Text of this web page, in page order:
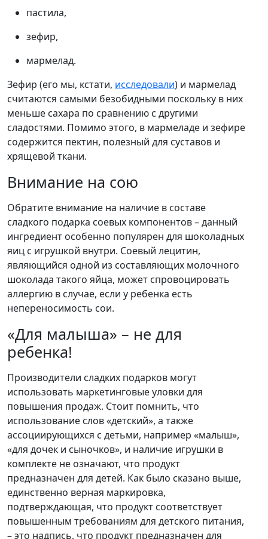
пастила,
зефир,
мармелад.
Зефир (его мы, кстати, исследовали) и мармелад
считаются самыми безобидными поскольку в них
меньше сахара по сравнению с другими
сладостями. Помимо этого, в мармеладе и зефире
содержится пектин, полезный для суставов и
хрящевой ткани.
Внимание на сою
Обратите внимание на наличие в составе
сладкого подарка соевых компонентов – данный
ингредиент особенно популярен для шоколадных
яиц с игрушкой внутри. Соевый лецитин,
являющийся одной из составляющих молочного
шоколада такого яйца, может спровоцировать
аллергию в случае, если у ребенка есть
непереносимость сои.
«Для малыша» – не для
ребенка!
Производители сладких подарков могут
использовать маркетинговые уловки для
повышения продаж. Стоит помнить, что
использование слов «детский», а также
ассоциирующихся с детьми, например «малыш»,
«для дочек и сыночков», и наличие игрушки в
комплекте не означают, что продукт
предназначен для детей. Как было сказано выше,
единственно верная маркировка,
подтверждающая, что продукт соответствует
повышенным требованиям для детского питания,
– это надпись, что продукт предназначен для